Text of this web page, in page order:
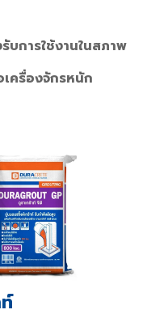
บการใช้งานในสภาพ
ครื่องจักรหนัก